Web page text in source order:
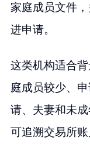
家庭成员文件
进申请。
这类机构适合
庭成员较少、
请、夫妻和未
可追溯交易所